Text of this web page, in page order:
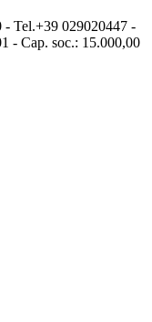
Tel.+39 029020447 -
- Cap. soc.: 15.000,00